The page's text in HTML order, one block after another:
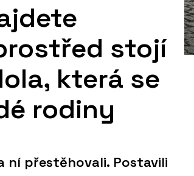
stojí
která se
rodiny
ní přestěhovali. Postavili